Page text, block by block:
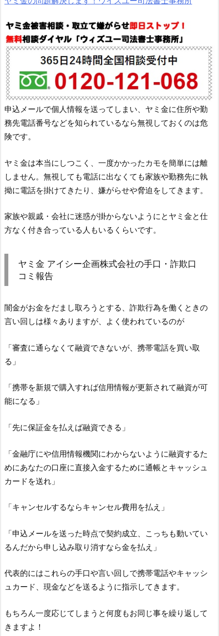
申込メールで個人情報を送ってしまい、ヤミ金に住所や勤
務先電話番号などを知られているなら無視しておくのは危
険です。
ヤミ金は本当にしつこく、一度かかったカモを簡単には離
しません。無視しても電話に出なくても家族や勤務先に執
拗に電話を掛けてきたり、嫌がらせや脅迫をしてきます。
家族や親戚・会社に迷惑が掛からないようにとヤミ金と仕
方なく付き合っている人もいるくらいです。
ヤミ金 アイシー企画株式会社の手口・詐欺口
コミ報告
闇金がお金をだまし取ろうとする、詐欺行為を働くときの
言い回しは様々ありますが、よく使われているのが
「審査に通らなくて融資できないが、携帯電話を買い取
る」
「携帯を新規で購入すれば信用情報が更新されて融資が可
能になる」
「先に保証金を払えば融資できる」
「金融庁にや信用情報機関にわからないように融資するた
めにあなたの口座に直接入金するために通帳とキャッシュ
カードを送れ」
「キャンセルするならキャンセル費用を払え」
「申込メールを送った時点で契約成立、こっちも動いてい
るんだから申し込み取り消すなら金を払え」
代表的にはこれらの手口や言い回しで携帯電話やキャッシ
ュカード、現金などを送るように指示してきます。
もちろん一度応じてしまうと何度もお同じ事を繰り返して
きますよ！